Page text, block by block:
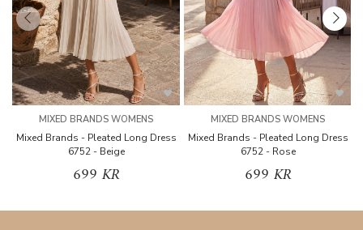
MIXED BRANDS WOMENS
Mixed Brands - Pleated Long Dress
6752 - Beige
699 KR
MIXED BRANDS WOMENS
Mixed Brands - Pleated Long Dress
6752 - Rose
699 KR